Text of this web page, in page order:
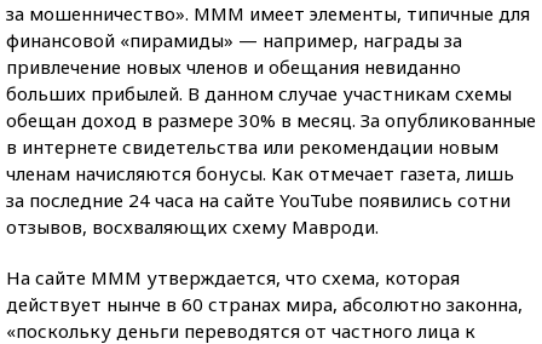
за мошенничество». МММ имеет элементы, типичные для
финансовой «пирамиды» — например, награды за
привлечение новых членов и обещания невиданно
больших прибылей. В данном случае участникам схемы
обещан доход в размере 30% в месяц. За опубликованные
в интернете свидетельства или рекомендации новым
членам начисляются бонусы. Как отмечает газета, лишь
за последние 24 часа на сайте YouTube появились сотни
отзывов, восхваляющих схему Мавроди.
На сайте МММ утверждается, что схема, которая
действует нынче в 60 странах мира, абсолютно законна,
«поскольку деньги переводятся от частного лица к